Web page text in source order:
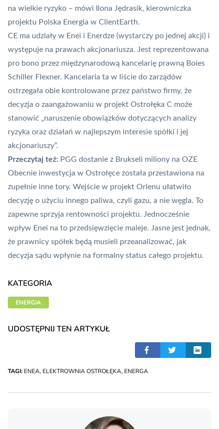
na wielkie ryzyko – mówi Ilona Jędrasik, kierowniczka
projektu Polska Energia w ClientEarth.
CE ma udziały w Enei i Enerdze (wystarczy po jednej akcji) i
występuje na prawach akcjonariusza. Jest reprezentowana
pro bono przez międzynarodową kancelarię prawną Boies
Schiller Flexner. Kancelaria ta w liście do zarządów
ostrzegała obie kontrolowane przez państwo firmy, że
decyzja o zaangażowaniu w projekt Ostrołęka C może
stanowić „naruszenie obowiązków dotyczących analizy
ryzyka oraz działań w najlepszym interesie spółki i jej
akcjonariuszy”.
Przeczytaj też: PGG dostanie z Brukseli miliony na OZE
Obecnie inwestycja w Ostrołęce została przestawiona na
zupełnie inne tory. Wejście w projekt Orlenu ułatwiło
decyzję o użyciu innego paliwa, czyli gazu, a nie węgla. To
zapewne sprzyja rentowności projektu. Jednocześnie
wpływ Enei na to przedsięwzięcie maleje. Jasne jest jednak,
że prawnicy spółek będą musieli przeanalizować, jak
decyzja sądu wpłynie na formalny status całego projektu.
KATEGORIA
ENERGIA
UDOSTĘPNIJ TEN ARTYKUŁ
TAGI: ENEA, ELEKTROWNIA OSTROŁĘKA, ENERGA